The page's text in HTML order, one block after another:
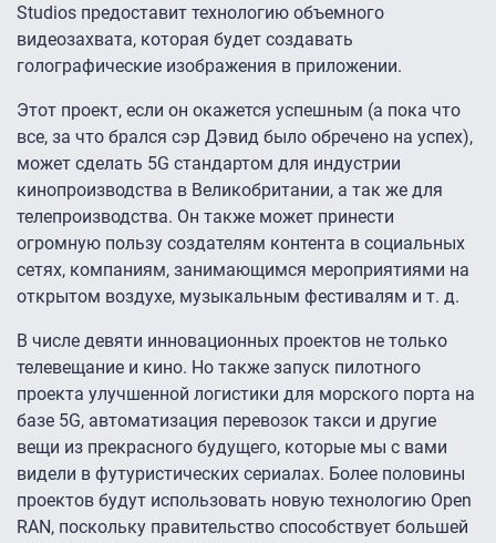
Studios предоставит технологию объемного
видеозахвата, которая будет создавать
голографические изображения в приложении.
Этот проект, если он окажется успешным (а пока что
все, за что брался сэр Дэвид было обречено на успех),
может сделать 5G стандартом для индустрии
кинопроизводства в Великобритании, а так же для
телепроизводства. Он также может принести
огромную пользу создателям контента в социальных
сетях, компаниям, занимающимся мероприятиями на
открытом воздухе, музыкальным фестивалям и т. д.
В числе девяти инновационных проектов не только
телевещание и кино. Но также запуск пилотного
проекта улучшенной логистики для морского порта на
базе 5G, автоматизация перевозок такси и другие
вещи из прекрасного будущего, которые мы с вами
видели в футуристических сериалах. Более половины
проектов будут использовать новую технологию Open
RAN, поскольку правительство способствует большей